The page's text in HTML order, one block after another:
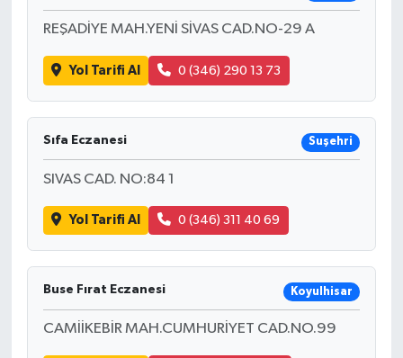
REŞADİYE MAH.YENİ SİVAS CAD.NO-29 A
Yol Tarifi Al 0 (346) 290 13 73
Sıfa Eczanesi Suşehri
SIVAS CAD. NO:84 1
Yol Tarifi Al 0 (346) 311 40 69
Buse Fırat Eczanesi Koyulhisar
CAMİİKEBİR MAH.CUMHURİYET CAD.NO.99